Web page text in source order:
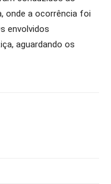
onde a ocorrência foi
envolvidos
aguardando os